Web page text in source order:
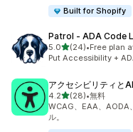
Built for Shopify
Patrol ‑ ADA Code
5.05つ星中
(24)
合計レビュー数：24件
•Free plan
Put Accessibility +
アクセシビリティと
4.25つ星中
(28)
合計レビュー数：28件
•無料
WCAG、EAA、AODA
ル。